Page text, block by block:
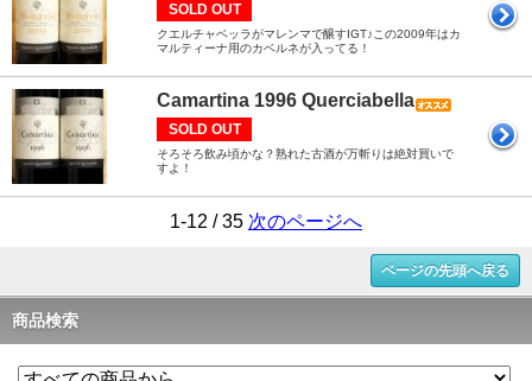
SOLD OUT
クエルチャベッラがマレンマで醸すIGT♪この2009年はカ
マルティーナ用のカベルネが入ってる！
Camartina 1996 Querciabella
SOLD OUT
そろそろ飲み頃かな？熟れた古酒が万斬りは絶対買いで
すよ！
1-12 / 35 次のページへ
ページの先頭へ戻る
商品検索